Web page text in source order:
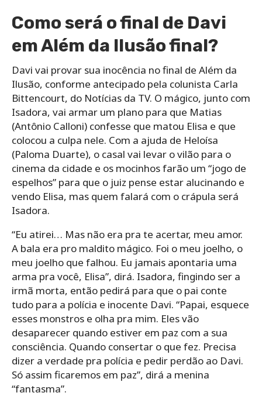
Como será o final de Davi
em Além da Ilusão final?
Davi vai provar sua inocência no final de Além da
Ilusão, conforme antecipado pela colunista Carla
Bittencourt, do Notícias da TV. O mágico, junto com
Isadora, vai armar um plano para que Matias
(Antônio Calloni) confesse que matou Elisa e que
colocou a culpa nele. Com a ajuda de Heloísa
(Paloma Duarte), o casal vai levar o vilão para o
cinema da cidade e os mocinhos farão um “jogo de
espelhos” para que o juiz pense estar alucinando e
vendo Elisa, mas quem falará com o crápula será
Isadora.
“Eu atirei… Mas não era pra te acertar, meu amor.
A bala era pro maldito mágico. Foi o meu joelho, o
meu joelho que falhou. Eu jamais apontaria uma
arma pra você, Elisa”, dirá. Isadora, fingindo ser a
irmã morta, então pedirá para que o pai conte
tudo para a polícia e inocente Davi. “Papai, esquece
esses monstros e olha pra mim. Eles vão
desaparecer quando estiver em paz com a sua
consciência. Quando consertar o que fez. Precisa
dizer a verdade pra polícia e pedir perdão ao Davi.
Só assim ficaremos em paz”, dirá a menina
“fantasma”.